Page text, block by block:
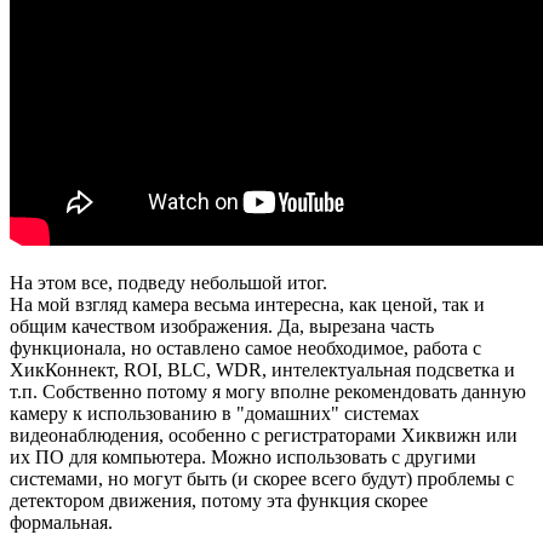
На этом все, подведу небольшой итог.
На мой взгляд камера весьма интересна, как ценой, так и
общим качеством изображения. Да, вырезана часть
функционала, но оставлено самое необходимое, работа с
ХикКоннект, ROI, BLC, WDR, интелектуальная подсветка и
т.п. Собственно потому я могу вполне рекомендовать данную
камеру к использованию в "домашних" системах
видеонаблюдения, особенно с регистраторами Хиквижн или
их ПО для компьютера. Можно использовать с другими
системами, но могут быть (и скорее всего будут) проблемы с
детектором движения, потому эта функция скорее
формальная.